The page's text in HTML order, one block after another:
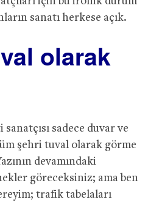
sanatı herkese açık.
olarak
sadece duvar ve
şehri tuval olarak görme
devamındaki
göreceksiniz; ama ben
trafik tabelaları